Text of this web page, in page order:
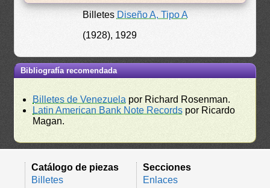
Billetes Diseño A, Tipo A
(1928), 1929
Bibliografía recomendada
Billetes de Venezuela por Richard Rosenman.
Latin American Bank Note Records por Ricardo
Magan.
Catálogo de piezas
Billetes
Secciones
Enlaces